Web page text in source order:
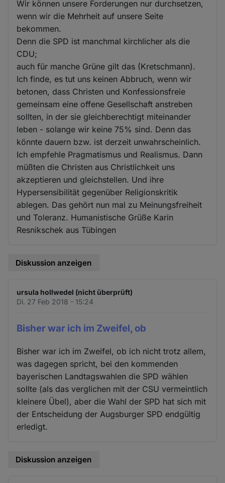
Wir können unsere Forderungen nur durchsetzen,
wenn wir die Mehrheit auf unsere Seite
bekommen.
Denn die SPD ist manchmal kirchlicher als die
CDU;
auch für manche Grüne gilt das (Kretschmann).
Ich finde, es tut uns keinen Abbruch, wenn wir
betonen, dass Christen und Konfessionsfreie
gemeinsam eine offene Gesellschaft anstreben
sollten, in der sie gleichberechtigt miteinander
leben - solange wir keine 75% sind. Denn das
könnte dauern bzw. ist derzeit unwahrscheinlich.
Ich empfehle Pragmatismus und Realismus. Dann
müßten die Christen aus Christlichkeit uns
akzeptieren und gleichstellen. Und ihre
Hypersensibilität gegenüber Religionskritik
ablegen. Das gehört nun mal zu Meinungsfreiheit
und Toleranz. Humanistische Grüße Karin
Resnikschek aus Tübingen
Diskussion anzeigen
ursula hollwedel (nicht überprüft)
Di. 27 Feb 2018 - 15:24
Bisher war ich im Zweifel, ob
Bisher war ich im Zweifel, ob ich nicht trotz allem,
was dagegen spricht, bei den kommenden
bayerischen Landtagswahlen die SPD wählen
sollte (als das verglichen mit der CSU vermeintlich
kleinere Übel), aber die Wahl der SPD hat sich mit
der Entscheidung der Augsburger SPD endgültig
erledigt.
Diskussion anzeigen